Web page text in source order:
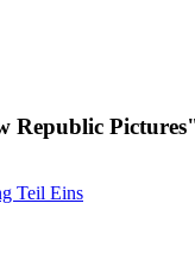
Republic
Teil Eins